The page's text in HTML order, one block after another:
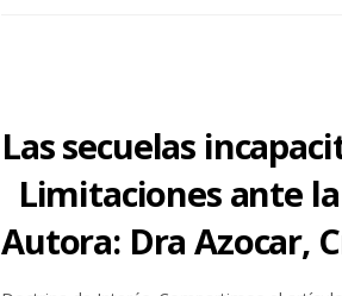
Las secuelas
Limitaciones ante
Autora: Dra Azocar,